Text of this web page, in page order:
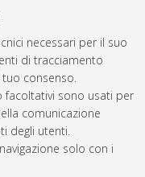
necessari per il suo
di tracciamento
consenso.
facoltativi sono usati per
comunicazione
degli utenti.
solo con i
Università di
per il management [L-
Aug 8 20:36:47 2026
CEST